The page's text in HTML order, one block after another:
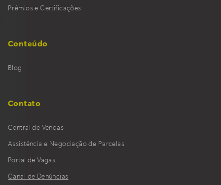
Blog
Central de Vendas
Assistência e Negociação de Parcelas
Portal de Vagas
Canal de Denúncias
Para Jornalistas